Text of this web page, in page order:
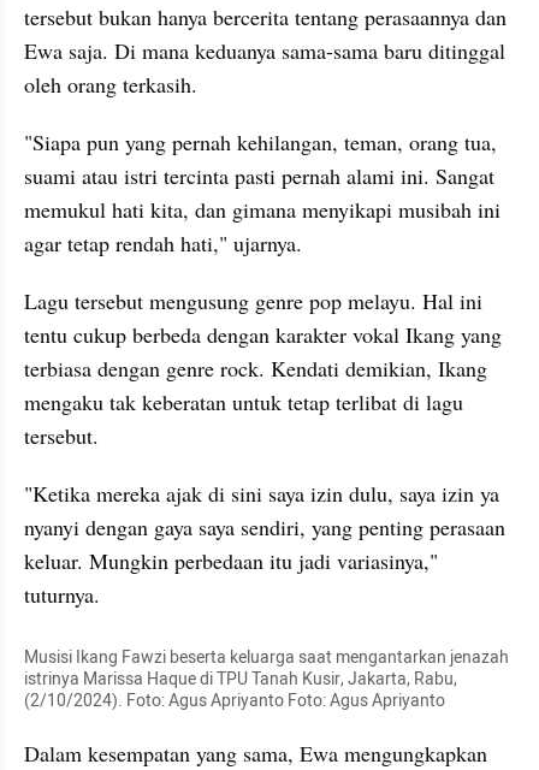
tersebut bukan hanya bercerita tentang perasaannya dan
Ewa saja. Di mana keduanya sama-sama baru ditinggal
oleh orang terkasih.
"Siapa pun yang pernah kehilangan, teman, orang tua,
suami atau istri tercinta pasti pernah alami ini. Sangat
memukul hati kita, dan gimana menyikapi musibah ini
agar tetap rendah hati," ujarnya.
Lagu tersebut mengusung genre pop melayu. Hal ini
tentu cukup berbeda dengan karakter vokal Ikang yang
terbiasa dengan genre rock. Kendati demikian, Ikang
mengaku tak keberatan untuk tetap terlibat di lagu
tersebut.
"Ketika mereka ajak di sini saya izin dulu, saya izin ya
nyanyi dengan gaya saya sendiri, yang penting perasaan
keluar. Mungkin perbedaan itu jadi variasinya,"
tuturnya.
Musisi Ikang Fawzi beserta keluarga saat mengantarkan jenazah
istrinya Marissa Haque di TPU Tanah Kusir, Jakarta, Rabu,
(2/10/2024). Foto: Agus Apriyanto Foto: Agus Apriyanto
Dalam kesempatan yang sama, Ewa mengungkapkan